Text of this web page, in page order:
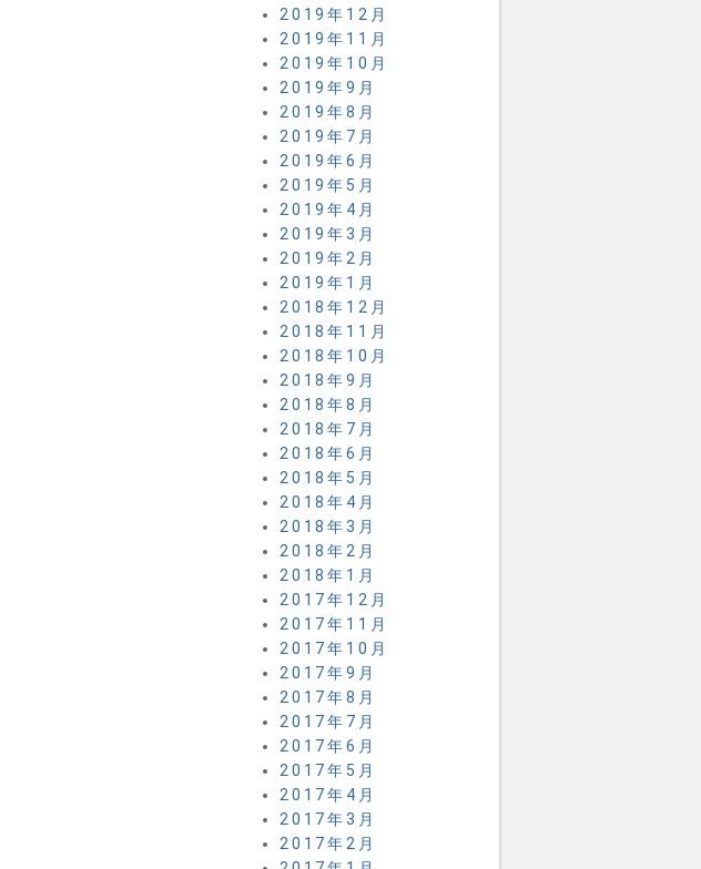
2019年12月
2019年11月
2019年10月
2019年9月
2019年8月
2019年7月
2019年6月
2019年5月
2019年4月
2019年3月
2019年2月
2019年1月
2018年12月
2018年11月
2018年10月
2018年9月
2018年8月
2018年7月
2018年6月
2018年5月
2018年4月
2018年3月
2018年2月
2018年1月
2017年12月
2017年11月
2017年10月
2017年9月
2017年8月
2017年7月
2017年6月
2017年5月
2017年4月
2017年3月
2017年2月